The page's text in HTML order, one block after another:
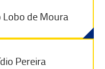
de Moura
Pereira